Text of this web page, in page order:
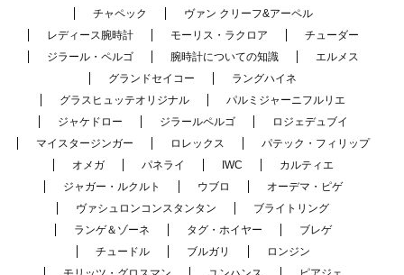
チャペック
ヴァン クリーフ&アーペル
レディース腕時計
モーリス・ラクロア
チューダー
ジラール・ペルゴ
腕時計についての知識
エルメス
グランドセイコー
ラングハイネ
グラスヒュッテオリジナル
パルミジャーニフルリエ
ジャケドロー
ジラールペルゴ
ロジェデュブイ
マイスタージンガー
ロレックス
パテック・フィリップ
オメガ
パネライ IWC
カルティエ
ジャガー・ルクルト
ウブロ
オーデマ・ピゲ
ヴァシュロンコンスタンタン
ブライトリング
ランゲ＆ゾーネ
タグ・ホイヤー
ブレゲ
チュードル
ブルガリ
ロンジン